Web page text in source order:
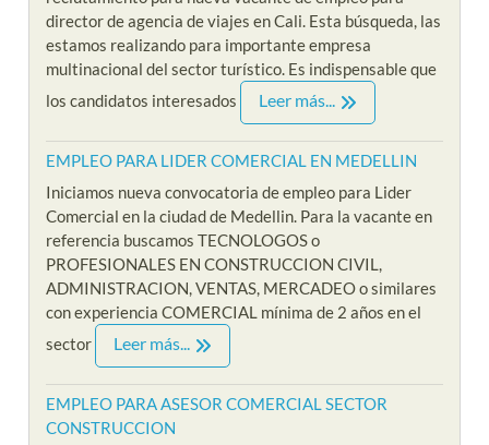
director de agencia de viajes en Cali. Esta búsqueda, las
estamos realizando para importante empresa
multinacional del sector turístico. Es indispensable que
los candidatos interesados
Leer más...
EMPLEO PARA LIDER COMERCIAL EN MEDELLIN
Iniciamos nueva convocatoria de empleo para Lider
Comercial en la ciudad de Medellin. Para la vacante en
referencia buscamos TECNOLOGOS o
PROFESIONALES EN CONSTRUCCION CIVIL,
ADMINISTRACION, VENTAS, MERCADEO o similares
con experiencia COMERCIAL mínima de 2 años en el
sector
Leer más...
EMPLEO PARA ASESOR COMERCIAL SECTOR
CONSTRUCCION